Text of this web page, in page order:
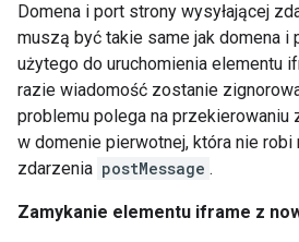
Domena i port strony wysyłającej
muszą być takie same jak domena i
użytego do uruchomienia elementu
razie wiadomość zostanie
problemu polega na przekierowaniu
w domenie pierwotnej, która nie robi
zdarzenia postMessage .
Zamykanie elementu iframe z